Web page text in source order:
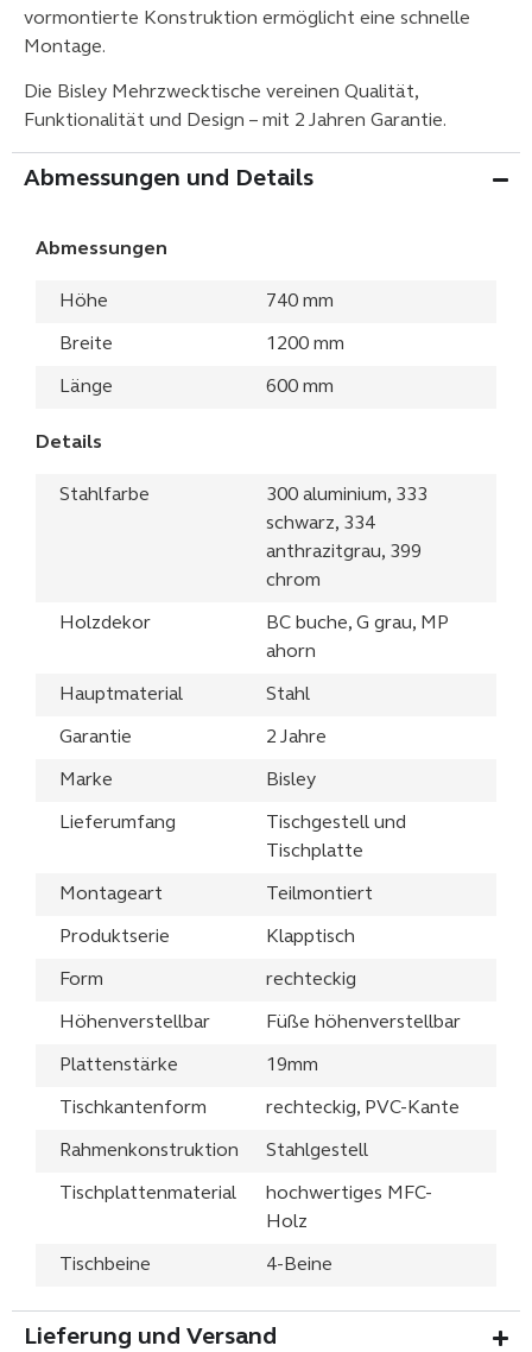
vormontierte Konstruktion ermöglicht eine schnelle
Montage.
Die Bisley Mehrzwecktische vereinen Qualität,
Funktionalität und Design – mit 2 Jahren Garantie.
Abmessungen und Details
Abmessungen
Höhe 740 mm
Breite 1200 mm
Länge 600 mm
Details
Stahlfarbe
300 aluminium, 333
schwarz, 334
anthrazitgrau, 399
chrom
Holzdekor
BC buche, G grau, MP
ahorn
Hauptmaterial Stahl
Garantie 2 Jahre
Marke Bisley
Lieferumfang
Tischgestell und
Tischplatte
Montageart Teilmontiert
Produktserie Klapptisch
Form rechteckig
Höhenverstellbar Füße höhenverstellbar
Plattenstärke 19mm
Tischkantenform rechteckig, PVC-Kante
Rahmenkonstruktion Stahlgestell
Tischplattenmaterial
hochwertiges MFC-
Holz
Tischbeine 4-Beine
Lieferung und Versand